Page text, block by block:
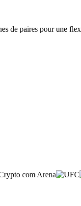
de paires pour une